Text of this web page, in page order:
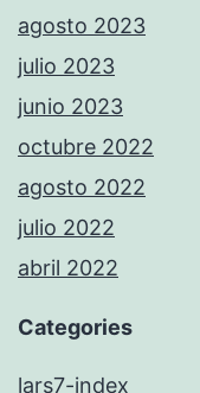
agosto 2023
julio 2023
junio 2023
octubre 2022
agosto 2022
julio 2022
abril 2022
Categories
lars7-index